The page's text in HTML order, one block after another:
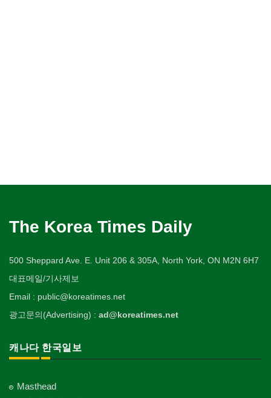
The Korea Times Daily
500 Sheppard Ave. E. Unit 206 & 305A, North York, ON M2N 6H7
대표메일/기사제보
Email : public@koreatimes.net
광고문의(Advertising) : ad@koreatimes.net
캐나다 한국일보
Masthead